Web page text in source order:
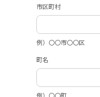
市区町村
例）〇〇市〇〇区
町名